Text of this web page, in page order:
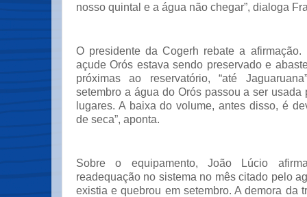
nosso quintal e a água não chegar”, dialoga
O presidente da Cogerh rebate a
açude Orós estava sendo preservado e
próximas ao reservatório, “até
setembro a água do Orós passou a ser usada
lugares. A baixa do volume, antes disso, é
de seca”, aponta.
Sobre o equipamento, João Lúcio
readequação no sistema no mês citado pelo
existia e quebrou em setembro. A demora da